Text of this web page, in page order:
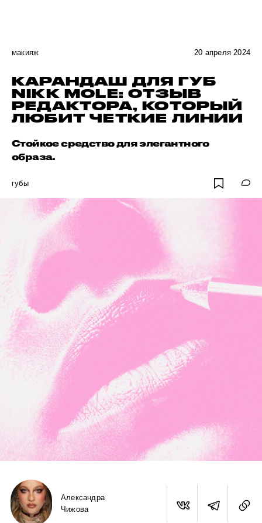
макияж 20 апреля 2024
КАРАНДАШ ДЛЯ ГУБ
NIKK MOLE: ОТЗЫВ
РЕДАКТОРА, КОТОРЫЙ
ЛЮБИТ ЧЕТКИЕ ЛИНИИ
Стойкое средство для элегантного
образа.
губы
Александра
Чижова